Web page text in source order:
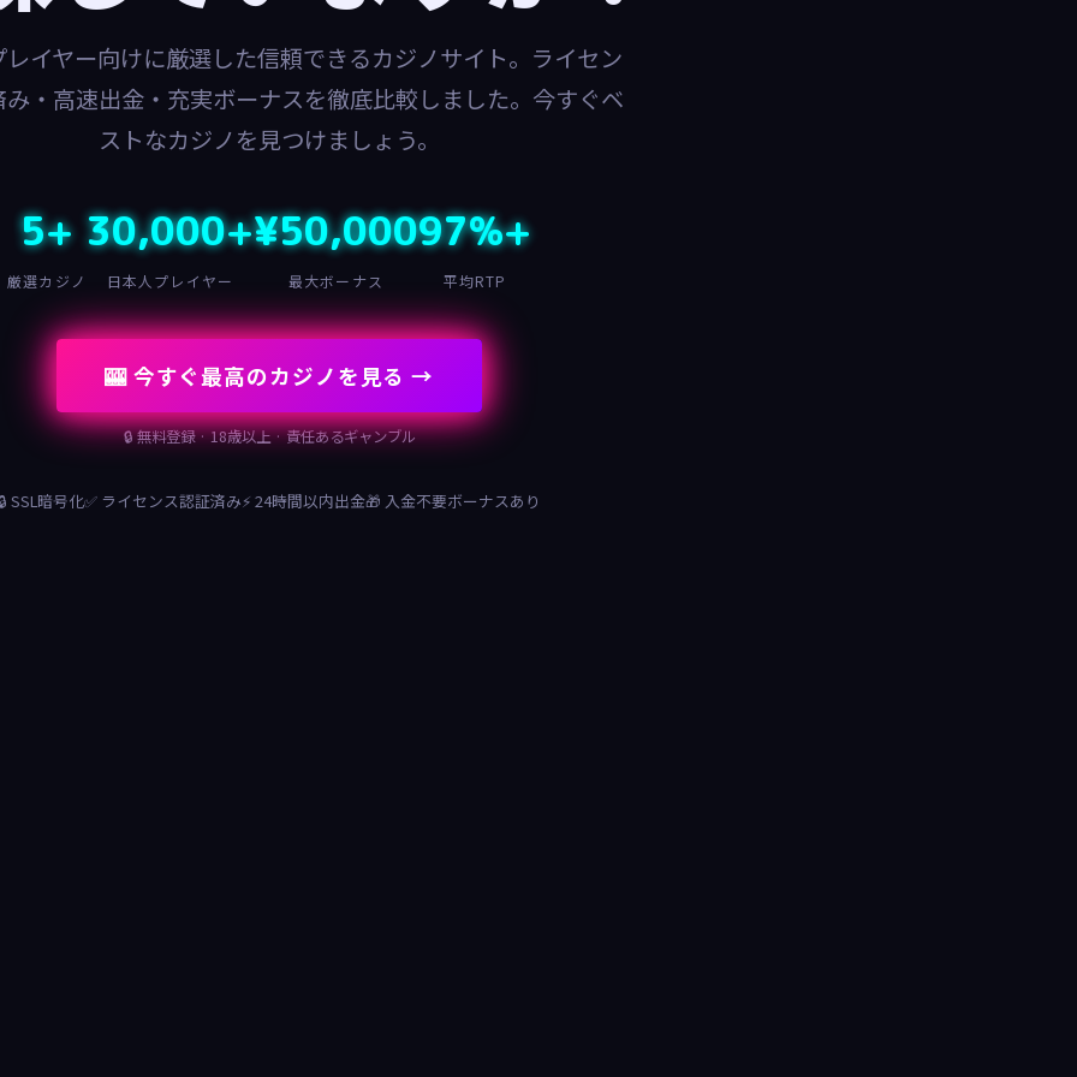
イヤー向けに厳選した信頼できるカジノサイト。ライセン
・高速出金・充実ボーナスを徹底比較しました。今すぐベ
ストなカジノを見つけましょう。
5+
厳選カジノ
30,000+
日本人プレイヤー
¥50,000
最大ボーナス
97%+
平均RTP
🎰 今すぐ最高のカジノを見る →
🔒 無料登録 · 18歳以上 · 責任あるギャンブル
SSL暗号化✅ ライセンス認証済み⚡ 24時間以内出金🎁 入金不要ボーナスあり